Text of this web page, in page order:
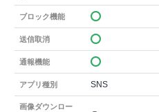
ブロック機能
送信取消
通報機能
アプリ種別 SNS
画像ダウンロー